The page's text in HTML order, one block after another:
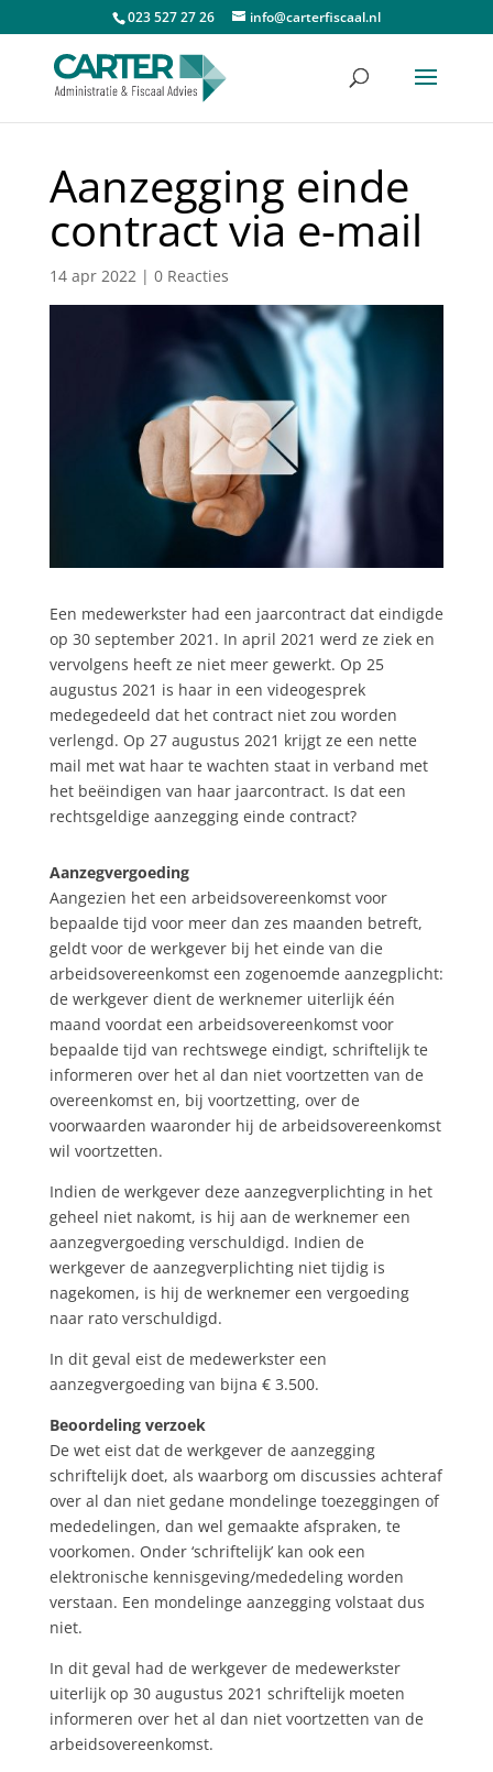
023 527 27 26 info@carterfiscaal.nl
Aanzegging einde
contract via e-mail
14 apr 2022| 0 Reacties
Een medewerkster had een jaarcontract dat eindigde
op 30 september 2021. In april 2021 werd ze ziek en
vervolgens heeft ze niet meer gewerkt. Op 25
augustus 2021 is haar in een videogesprek
medegedeeld dat het contract niet zou worden
verlengd. Op 27 augustus 2021 krijgt ze een nette
mail met wat haar te wachten staat in verband met
het beëindigen van haar jaarcontract. Is dat een
rechtsgeldige aanzegging einde contract?
Aanzegvergoeding
Aangezien het een arbeidsovereenkomst voor
bepaalde tijd voor meer dan zes maanden betreft,
geldt voor de werkgever bij het einde van die
arbeidsovereenkomst een zogenoemde aanzegplicht:
de werkgever dient de werknemer uiterlijk één
maand voordat een arbeidsovereenkomst voor
bepaalde tijd van rechtswege eindigt, schriftelijk te
informeren over het al dan niet voortzetten van de
overeenkomst en, bij voortzetting, over de
voorwaarden waaronder hij de arbeidsovereenkomst
wil voortzetten.
Indien de werkgever deze aanzegverplichting in het
geheel niet nakomt, is hij aan de werknemer een
aanzegvergoeding verschuldigd. Indien de
werkgever de aanzegverplichting niet tijdig is
nagekomen, is hij de werknemer een vergoeding
naar rato verschuldigd.
In dit geval eist de medewerkster een
aanzegvergoeding van bijna € 3.500.
Beoordeling verzoek
De wet eist dat de werkgever de aanzegging
schriftelijk doet, als waarborg om discussies achteraf
over al dan niet gedane mondelinge toezeggingen of
mededelingen, dan wel gemaakte afspraken, te
voorkomen. Onder ‘schriftelijk’ kan ook een
elektronische kennisgeving/mededeling worden
verstaan. Een mondelinge aanzegging volstaat dus
niet.
In dit geval had de werkgever de medewerkster
uiterlijk op 30 augustus 2021 schriftelijk moeten
informeren over het al dan niet voortzetten van de
arbeidsovereenkomst.